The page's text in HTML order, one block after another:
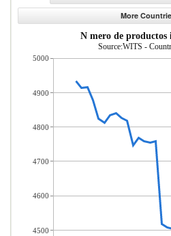
More
N mero de productos
Source:WITS -
5000
4900
4800
4700
4600
4500